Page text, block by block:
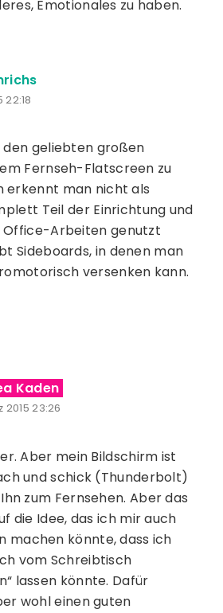
Emotionales zu haben.
22:18
den geliebten großen
Fernseh-Flatscreen zu
erkennt man nicht als
Teil der Einrichtung und
Office-Arbeiten genutzt
Sideboards, in denen man
versenken kann.
Kaden
2015 23:26
Aber mein Bildschirm ist
und schick (Thunderbolt)
zum Fernsehen. Aber das
die Idee, das ich mir auch
machen könnte, dass ich
vom Schreibtisch
lassen könnte. Dafür
wohl einen guten